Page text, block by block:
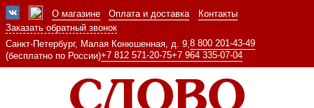
О магазине Оплата и доставка
Контакты
Заказать обратный звонок
Санкт-Петербург, Малая Конюшенная, д. 9, 8 800 201-43-49
(бесплатно по России)+7 812 571-20-75+7 964 335-07-04